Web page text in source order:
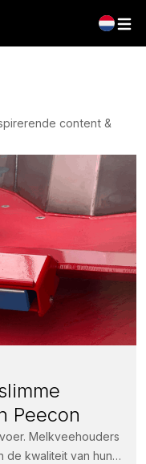
content &
Peecon
Melkveehouders
de kwaliteit van hun